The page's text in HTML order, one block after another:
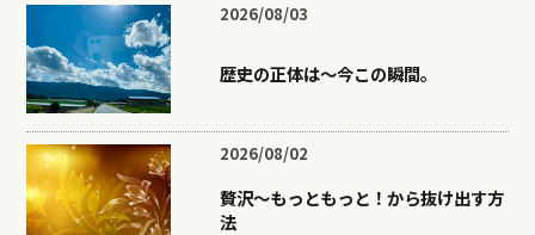
2026/08/03
歴史の正体は〜今この瞬間。
2026/08/02
贅沢〜もっともっと！から抜け出す方
法